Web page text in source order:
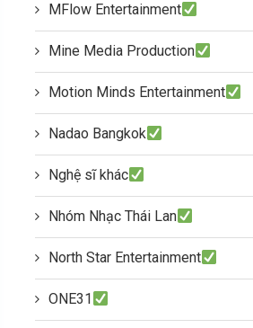
MFlow Entertainment
Mine Media Production
Motion Minds Entertainment
Nadao Bangkok
Nghệ sĩ khác
Nhóm Nhạc Thái Lan
North Star Entertainment
ONE31